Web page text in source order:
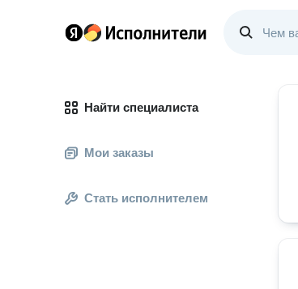
Найти специалиста
Мои заказы
Стать исполнителем